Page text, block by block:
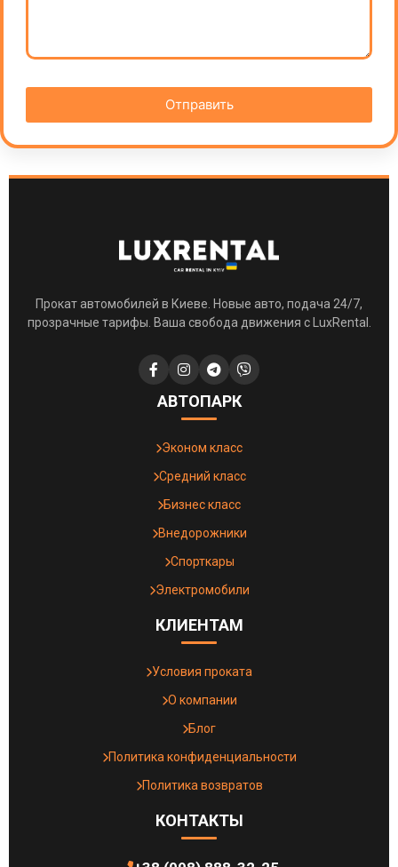
Отправить
Прокат автомобилей в Киеве. Новые авто, подача 24/7,
прозрачные тарифы. Ваша свобода движения с LuxRental.
АВТОПАРК
Эконом класс
Средний класс
Бизнес класс
Внедорожники
Спорткары
Электромобили
КЛИЕНТАМ
Условия проката
О компании
Блог
Политика конфиденциальности
Политика возвратов
КОНТАКТЫ